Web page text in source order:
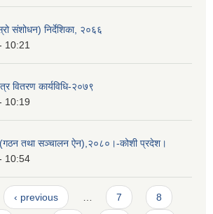
संशोधन) निर्देशिका, २०६६
10:21
वितरण कार्यविधि-२०७९
10:19
(गठन तथा सञ्चालन ऐन),२०८०।-कोशी प्रदेश।
10:54
‹ previous 7 8